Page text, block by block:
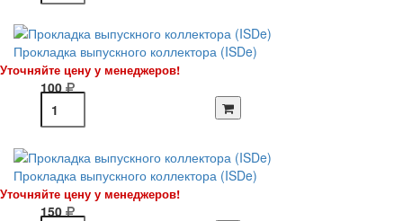
Прокладка выпускного коллектора (ISDe)
Уточняйте цену у менеджеров!
100
Прокладка выпускного коллектора (ISDe)
Уточняйте цену у менеджеров!
150